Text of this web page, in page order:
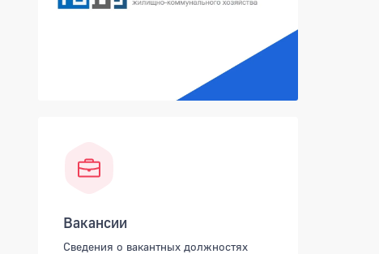
Вакансии
Сведения о вакантных должностях